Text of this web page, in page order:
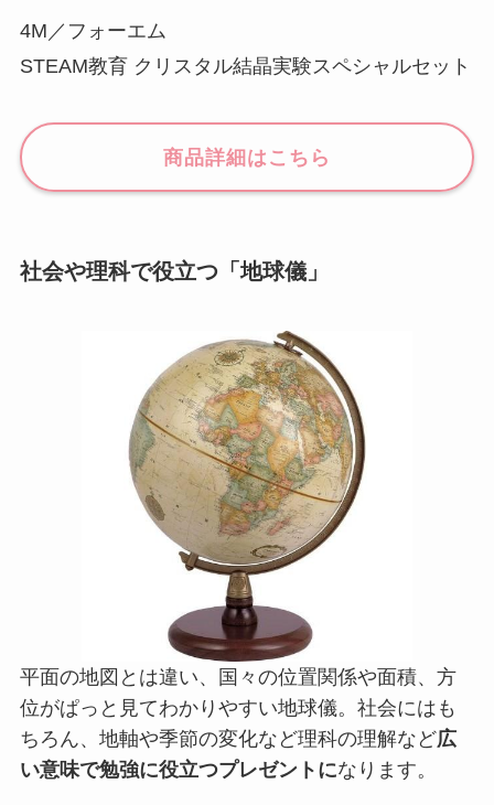
4M／フォーエム
STEAM教育 クリスタル結晶実験スペシャルセット
商品詳細はこちら
社会や理科で役立つ「地球儀」
平面の地図とは違い、国々の位置関係や面積、方
位がぱっと見てわかりやすい地球儀。社会にはも
ちろん、地軸や季節の変化など理科の理解など広
い意味で勉強に役立つプレゼントになります。